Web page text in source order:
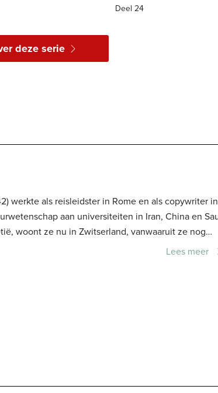
Deel 24
deze serie
werkte als reisleidster in Rome en als copywriter in
woont ze nu in Zwitserland, vanwaaruit ze nog
boeken zijn wereldberoemd, vooral door het
Lees meer